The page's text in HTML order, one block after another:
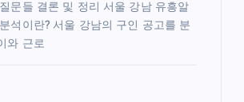
문들 결론 및 정리 서울 강남 유흥알
석이란? 서울 강남의 구인 공고를 분
와 근로